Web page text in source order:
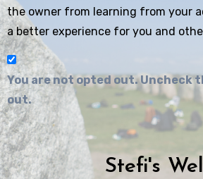
the owner from learning from your
a better experience for you and
You are not opted out. Uncheck
out.
Stefi's